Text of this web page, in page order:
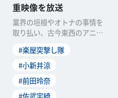
重映像を放送
業界の垣根やオトナの事情を
取り払い、古今東西のアニメ
えてくれる総合アニメワ
#楽屋突撃し隊
#小新井涼
#前田玲奈
#佐武宇綺